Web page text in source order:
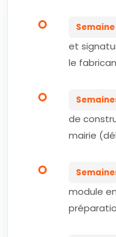
Semaine
et
le
de
mairie
Semaines
module